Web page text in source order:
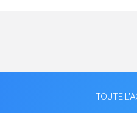
TOUTE